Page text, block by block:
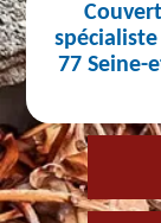
77 Seine-